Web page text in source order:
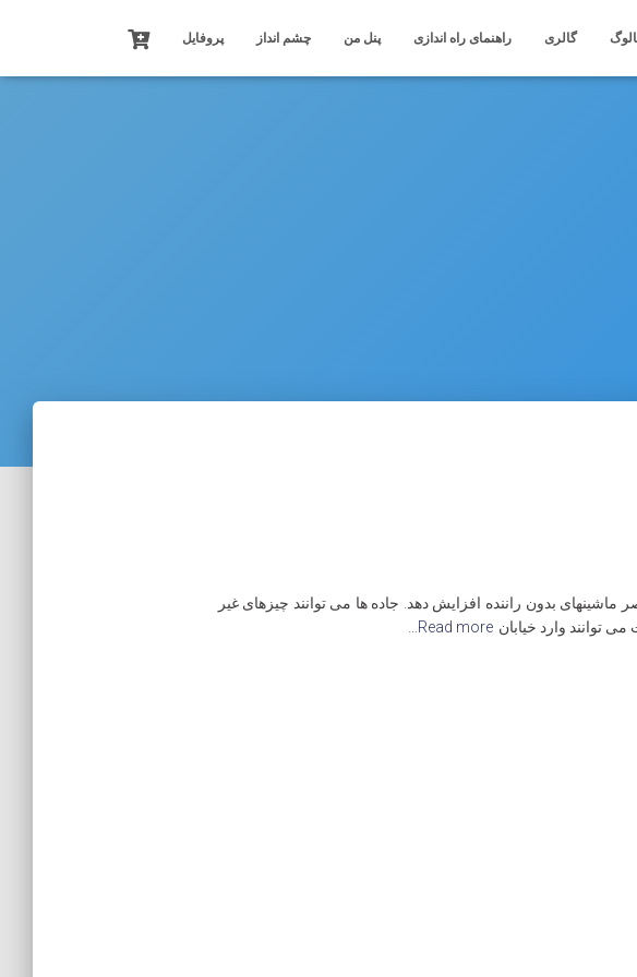
گالری راهنمای راه اندازی پنل من چشم انداز پروفایل
بدون راننده افزایش دهد. جاده ها می توانند چیزهای غیر
Read more…